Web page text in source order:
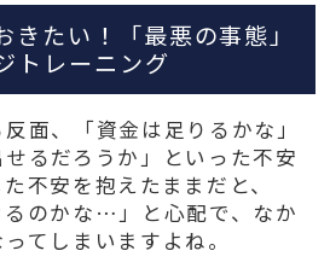
きたい！「最悪の事態」
トレーニング
面、「資金は足りるかな」
せるだろうか」といった不安
不安を抱えたままだと、
るのかな…」と心配で、なか
てしまいますよね。